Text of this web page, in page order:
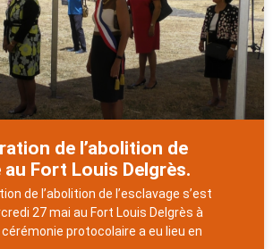
de l’abolition de
au Fort Louis Delgrès.
de l’abolition de l’esclavage s’est
27 mai au Fort Louis Delgrès à
protocolaire a eu lieu en